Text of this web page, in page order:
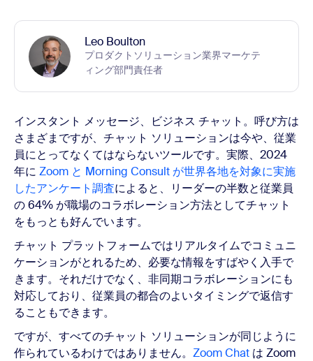
Leo Boulton
プロダクトソリューション業界マーケテ
ィング部門責任者
インスタント メッセージ、ビジネス チャット。呼び方は
さまざまですが、チャット ソリューションは今や、従業
員にとってなくてはならないツールです。実際、2024
年に Zoom と Morning Consult が世界各地を対象に実施
したアンケート調査によると、リーダーの半数と従業員
の 64% が職場のコラボレーション方法としてチャット
をもっとも好んでいます。
チャット プラットフォームではリアルタイムでコミュニ
ケーションがとれるため、必要な情報をすばやく入手で
きます。それだけでなく、非同期コラボレーションにも
対応しており、従業員の都合のよいタイミングで返信す
ることもできます。
ですが、すべてのチャット ソリューションが同じように
作られているわけではありません。 Zoom Chat は Zoom